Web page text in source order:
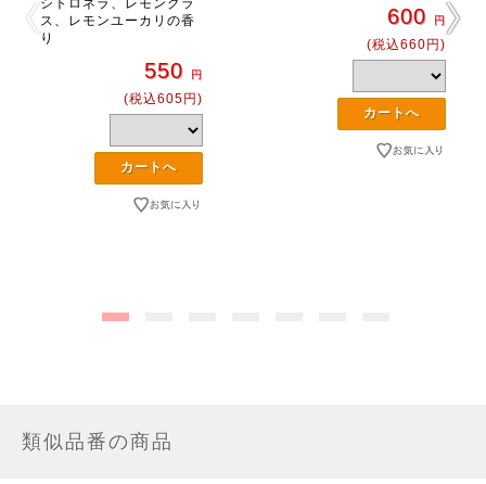
シトロネラ、レモングラ
ス、レモンユーカリの香
り
550 円
(税込605円)
600 円
(税込660円)
類似品番の商品